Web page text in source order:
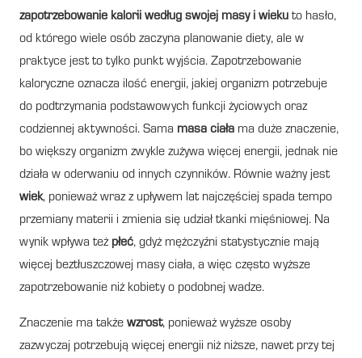
zapotrzebowanie kalorii według swojej masy i wieku to hasło,
od którego wiele osób zaczyna planowanie diety, ale w
praktyce jest to tylko punkt wyjścia. Zapotrzebowanie
kaloryczne oznacza ilość energii, jakiej organizm potrzebuje
do podtrzymania podstawowych funkcji życiowych oraz
codziennej aktywności. Sama masa ciała ma duże znaczenie,
bo większy organizm zwykle zużywa więcej energii, jednak nie
działa w oderwaniu od innych czynników. Równie ważny jest
wiek, ponieważ wraz z upływem lat najczęściej spada tempo
przemiany materii i zmienia się udział tkanki mięśniowej. Na
wynik wpływa też płeć, gdyż mężczyźni statystycznie mają
więcej beztłuszczowej masy ciała, a więc często wyższe
zapotrzebowanie niż kobiety o podobnej wadze.
Znaczenie ma także wzrost, ponieważ wyższe osoby
zazwyczaj potrzebują więcej energii niż niższe, nawet przy tej